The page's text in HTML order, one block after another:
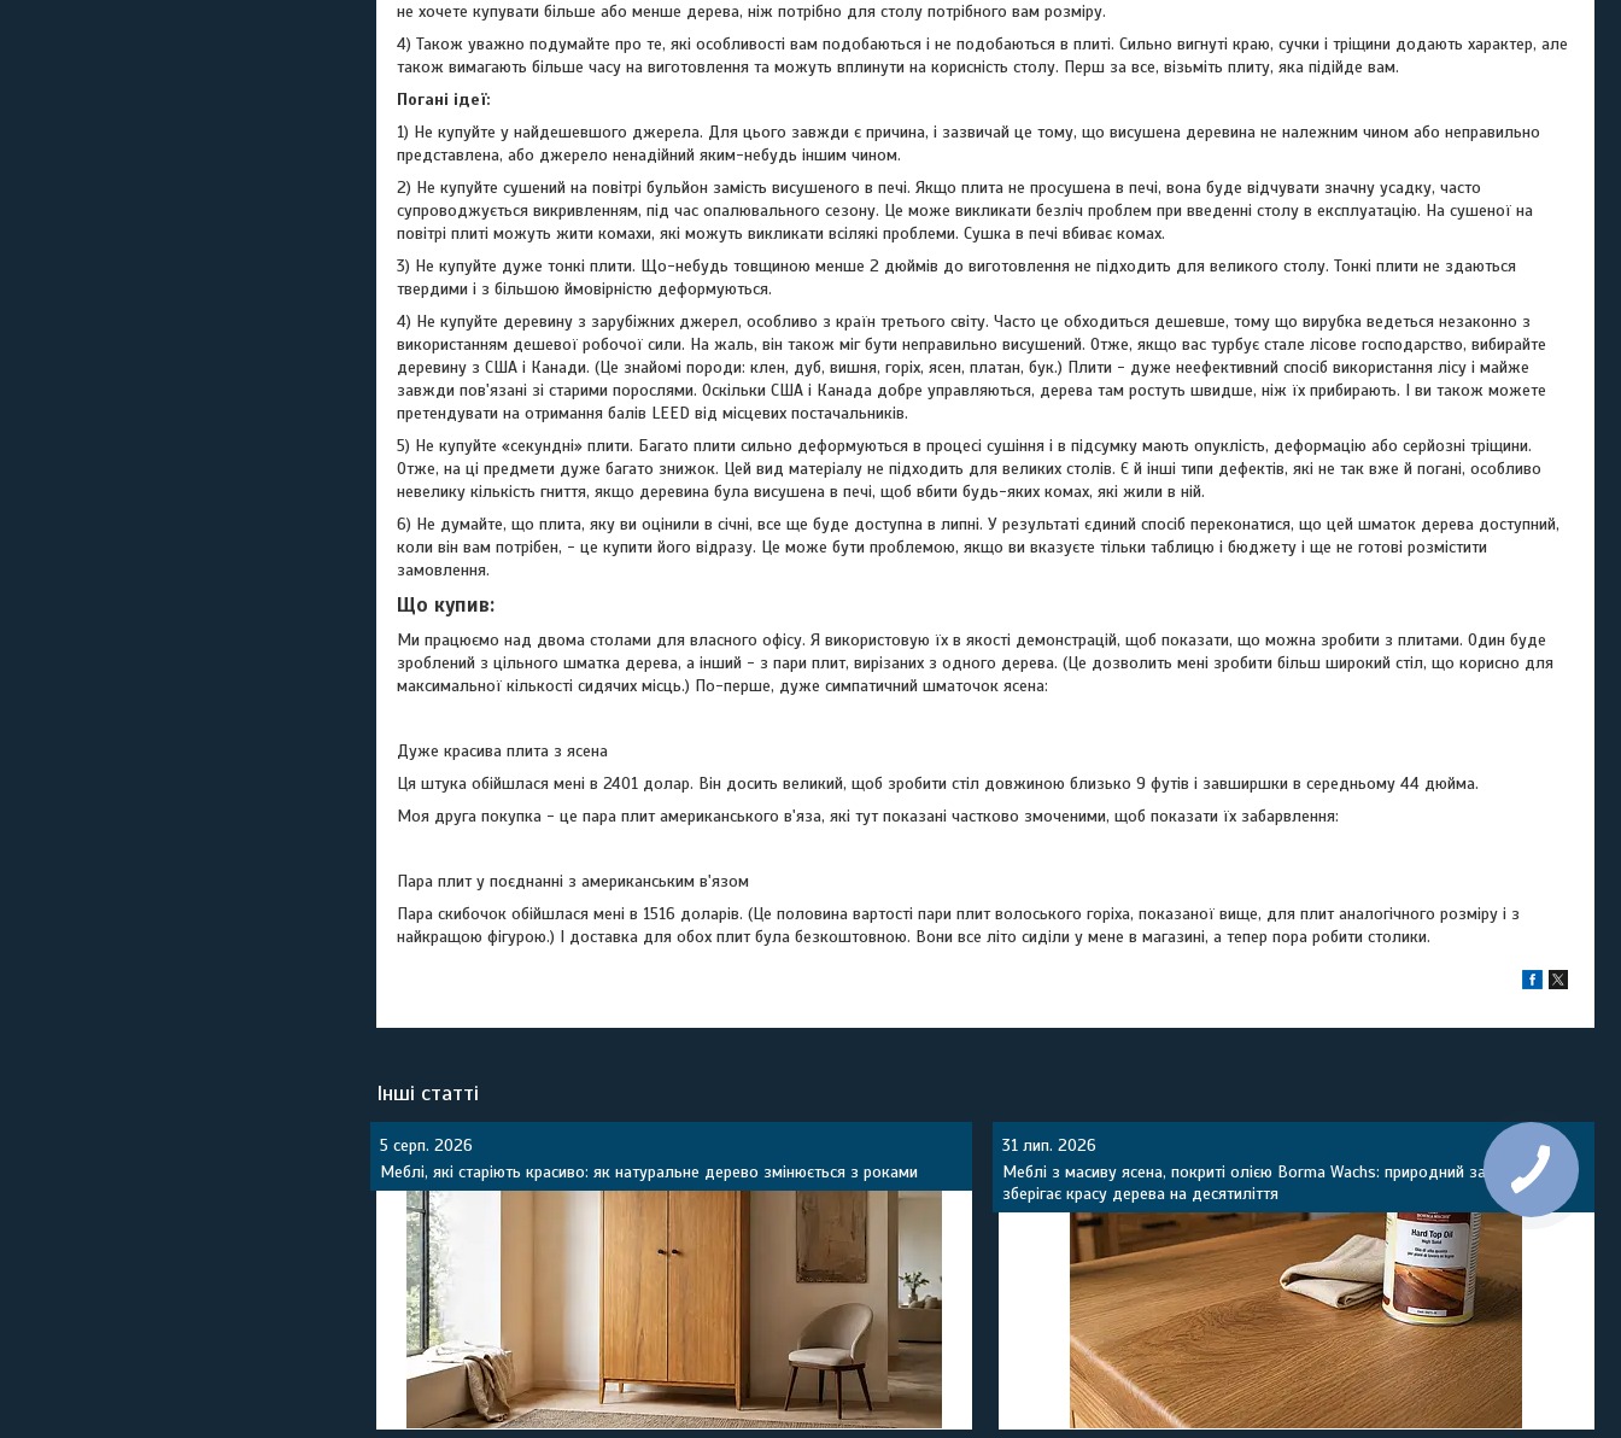
не хочете купувати більше або менше дерева, ніж потрібно для столу потрібного вам розміру.
4) Також уважно подумайте про те, які особливості вам подобаються і не подобаються в плиті. Сильно вигнуті краю, сучки і тріщини додають характер, але
також вимагають більше часу на виготовлення та можуть вплинути на корисність столу. Перш за все, візьміть плиту, яка підійде вам.
Погані ідеї:
1) Не купуйте у найдешевшого джерела. Для цього завжди є причина, і зазвичай це тому, що висушена деревина не належним чином або неправильно
представлена, або джерело ненадійний яким-небудь іншим чином.
2) Не купуйте сушений на повітрі бульйон замість висушеного в печі. Якщо плита не просушена в печі, вона буде відчувати значну усадку, часто
супроводжується викривленням, під час опалювального сезону. Це може викликати безліч проблем при введенні столу в експлуатацію. На сушеної на
повітрі плиті можуть жити комахи, які можуть викликати всілякі проблеми. Сушка в печі вбиває комах.
3) Не купуйте дуже тонкі плити. Що-небудь товщиною менше 2 дюймів до виготовлення не підходить для великого столу. Тонкі плити не здаються
твердими і з більшою ймовірністю деформуються.
4) Не купуйте деревину з зарубіжних джерел, особливо з країн третього світу. Часто це обходиться дешевше, тому що вирубка ведеться незаконно з
використанням дешевої робочої сили. На жаль, він також міг бути неправильно висушений. Отже, якщо вас турбує стале лісове господарство, вибирайте
деревину з США і Канади. (Це знайомі породи: клен, дуб, вишня, горіх, ясен, платан, бук.) Плити - дуже неефективний спосіб використання лісу і майже
завжди пов'язані зі старими порослями. Оскільки США і Канада добре управляються, дерева там ростуть швидше, ніж їх прибирають. І ви також можете
претендувати на отримання балів LEED від місцевих постачальників.
5) Не купуйте «секундні» плити. Багато плити сильно деформуються в процесі сушіння і в підсумку мають опуклість, деформацію або серйозні тріщини.
Отже, на ці предмети дуже багато знижок. Цей вид матеріалу не підходить для великих столів. Є й інші типи дефектів, які не так вже й погані, особливо
невелику кількість гниття, якщо деревина була висушена в печі, щоб вбити будь-яких комах, які жили в ній.
6) Не думайте, що плита, яку ви оцінили в січні, все ще буде доступна в липні. У результаті єдиний спосіб переконатися, що цей шматок дерева доступний,
коли він вам потрібен, - це купити його відразу. Це може бути проблемою, якщо ви вказуєте тільки таблицю і бюджету і ще не готові розмістити
замовлення.
Що купив:
Ми працюємо над двома столами для власного офісу. Я використовую їх в якості демонстрацій, щоб показати, що можна зробити з плитами. Один буде
зроблений з цільного шматка дерева, а інший - з пари плит, вирізаних з одного дерева. (Це дозволить мені зробити більш широкий стіл, що корисно для
максимальної кількості сидячих місць.) По-перше, дуже симпатичний шматочок ясена:
Дуже красива плита з ясена
Ця штука обійшлася мені в 2401 долар. Він досить великий, щоб зробити стіл довжиною близько 9 футів і завширшки в середньому 44 дюйма.
Моя друга покупка - це пара плит американського в'яза, які тут показані частково змоченими, щоб показати їх забарвлення:
Пара плит у поєднанні з американським в'язом
Пара скибочок обійшлася мені в 1516 доларів. (Це половина вартості пари плит волоського горіха, показаної вище, для плит аналогічного розміру і з
найкращою фігурою.) І доставка для обох плит була безкоштовною. Вони все літо сиділи у мене в магазині, а тепер пора робити столики.
Інші статті
5 серп. 2026
Меблі, які старіють красиво: як натуральне дерево змінюється з роками
31 лип. 2026
Меблі з масиву ясена, покриті олією Borma Wachs: природний захист, який
зберігає красу дерева на десятиліття